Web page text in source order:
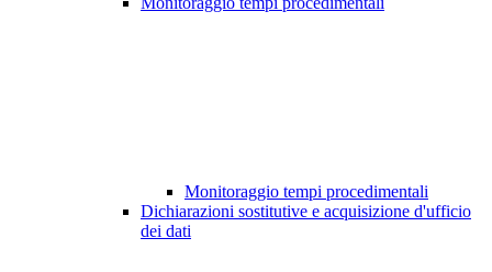
Monitoraggio tempi procedimentali
Dichiarazioni sostitutive e acquisizione d'ufficio
dei dati